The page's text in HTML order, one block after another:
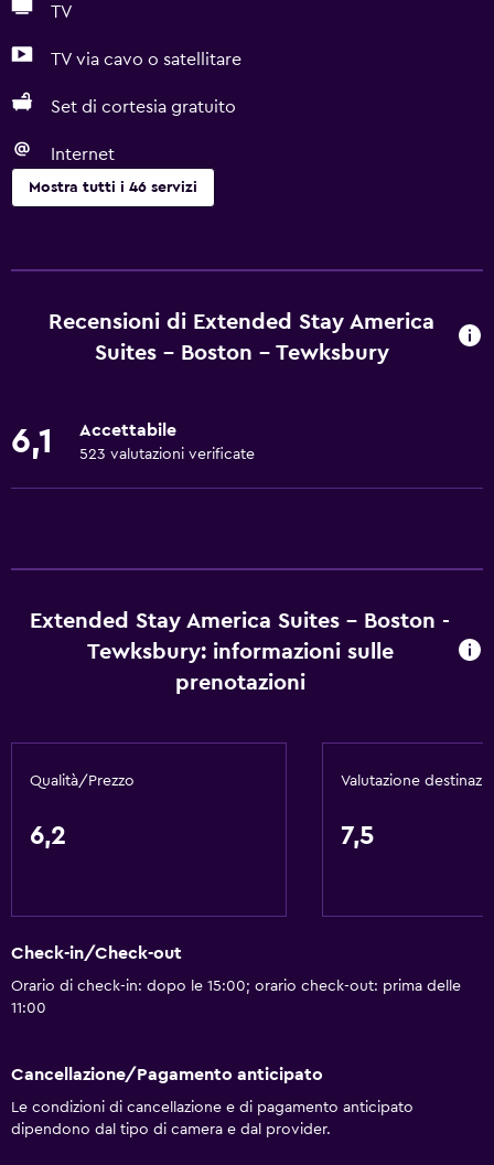
TV
TV via cavo o satellitare
Set di cortesia gratuito
Internet
Mostra tutti i 46 servizi
Utensili da cucina
Bollitore per tè/caffè
Macchina del caffè
Forno a microonde
Di base
Wi-Fi gratis
Wi-Fi disponibile ovunque
Set di cortesia gratuito
Riscaldamento
Asciugacapelli
Bagno privato
Media e intrattenimento
Recensioni di Extended Stay America
Suites - Boston - Tewksbury
6,1 Accettabile
523 valutazioni verificate
Extended Stay America Suites - Boston -
Tewksbury: informazioni sulle
prenotazioni
Qualità/Prezzo
6,2
Valutazione
7,5
Check-in/Check-out
Orario di check-in: dopo le 15:00; orario check-out: prima delle
11:00
Cancellazione/Pagamento anticipato
Le condizioni di cancellazione e di pagamento anticipato
dipendono dal tipo di camera e dal provider.